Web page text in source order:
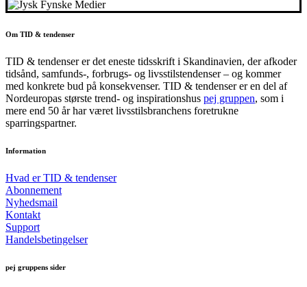
Om TID & tendenser
TID & tendenser er det eneste tidsskrift i Skandinavien, der afkoder
tidsånd, samfunds-, forbrugs- og livsstilstendenser – og kommer
med konkrete bud på konsekvenser. TID & tendenser er en del af
Nordeuropas største trend- og inspirationshus pej gruppen, som i
mere end 50 år har været livsstilsbranchens foretrukne
sparringspartner.
Information
Hvad er TID & tendenser
Abonnement
Nyhedsmail
Kontakt
Support
Handelsbetingelser
pej gruppens sider